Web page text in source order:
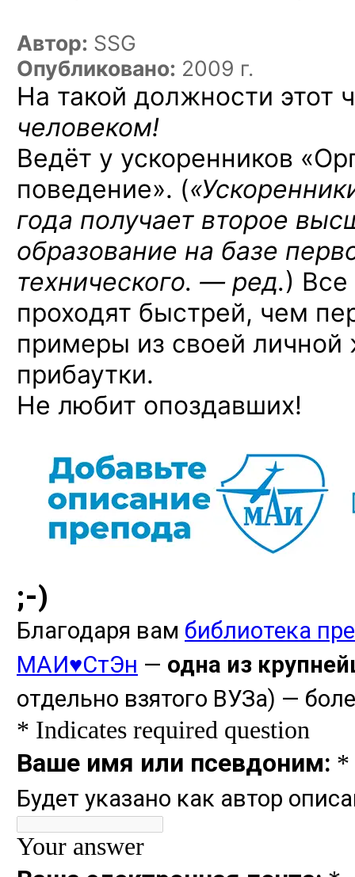
Автор: SSG
Опубликовано: 2009 г.
На такой должности этот
человеком!
Ведёт у ускоренников
поведение». (
года получает второе
образование на базе
технического. — ред.) Все
проходят быстрей, чем
примеры из своей личной
прибаутки.
Не любит опоздавших!